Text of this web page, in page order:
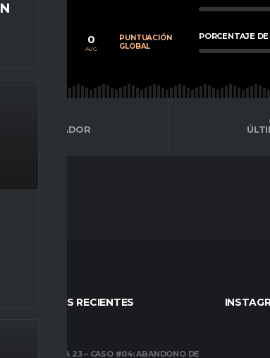
0
AVG
PUNTUACIÓN
GLOBAL
PORCENTAJE
DEL JUGADOR
ENTRADAS RECIENTES
TEMPORADA 23 – CASO #04: ABANDONO DE